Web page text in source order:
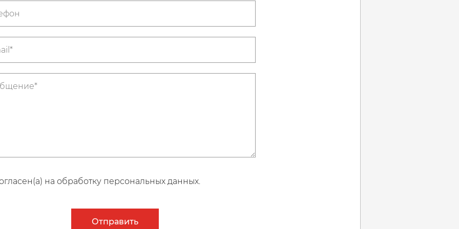
на обработку персональных данных.
Отправить